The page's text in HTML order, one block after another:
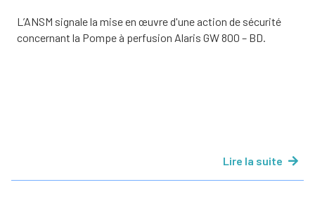
L’ANSM signale la mise en œuvre d'une action de sécurité
concernant la Pompe à perfusion Alaris GW 800 – BD.
Lire la suite